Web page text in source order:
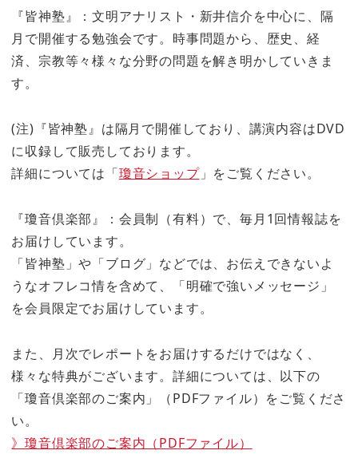
『皆神塾』：文明アナリスト・新井信介を中心に、隔
月で開催する勉強会です。時事問題から、歴史、経
済、宗教等々様々な分野の問題を解き明かしていきま
す。
(注)『皆神塾』は隔月で開催しており、講演内容はDVD
に収録して販売しております。
詳細については「瓊音ショップ」をご覧ください。
『瓊音倶楽部』：会員制（有料）で、毎月1回情報誌を
お届けしています。
「皆神塾」や「ブログ」などでは、お伝えできないよ
うなオフレコ情を含めて、「明確で強いメッセージ」
を会員限定でお届けしています。
また、月次でレポートをお届けするだけではなく、
様々な特典がございます。詳細については、以下の
「瓊音倶楽部のご案内」（PDFファイル）をご覧くださ
い。
》瓊音倶楽部のご案内（PDFファイル）